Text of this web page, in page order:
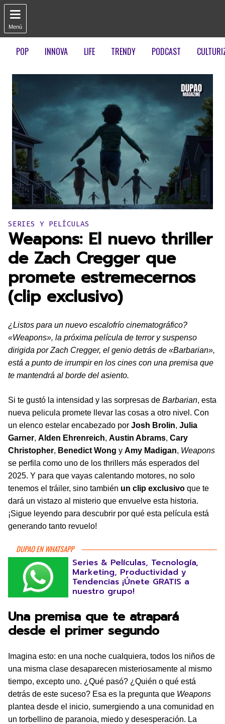

Menú
POP INNOVA LIFE TRENDY PODCAST
Publicado en:
SERIES Y PELÍCULAS
Weapons: El nuevo thriller
de Zach Cregger que
promete estremecernos
(clip exclusivo)
¿Listos para un nuevo escalofrío cinematográfico?
«Weapons», la próxima película de terror y suspenso
dirigida por Zach Cregger, el genio detrás de «Barbarian»,
está a punto de irrumpir en los cines con una premisa que
te mantendrá al borde del asiento.
Si te gustó la intensidad y las sorpresas de Barbarian, esta
nueva pelicula promete llevar las cosas a otro nivel. Con
un elenco estelar encabezado por Josh Brolin, Julia
Garner, Alden Ehrenreich, Austin Abrams, Cary
Christopher, Benedict Wong y Amy Madigan, Weapons
se perfila como uno de los thrillers más esperados del
2025. Y para que vayas calentando motores, no solo
tenemos el tráiler, sino también un clip exclusivo que te
dará un vistazo al misterio que envuelve esta historia.
¡Sigue leyendo para descubrir por qué esta película está
generando tanto revuelo!
DUPAO EN WHATSAPP
Series & Películas, Tecnología,
Marketing, Productividad y
Tendencias ¡Únete GRATIS a
nuestro grupo!
Una premisa que te atrapará
desde el primer segundo
Imagina esto: en una noche cualquiera, todos los niños de
una misma clase desaparecen misteriosamente al mismo
tiempo, excepto uno. ¿Qué pasó? ¿Quién o qué está
detrás de este suceso? Esa es la pregunta que Weapons
plantea desde el inicio, sumergiendo a una comunidad en
un torbellino de paranoia, miedo y desesperación. La